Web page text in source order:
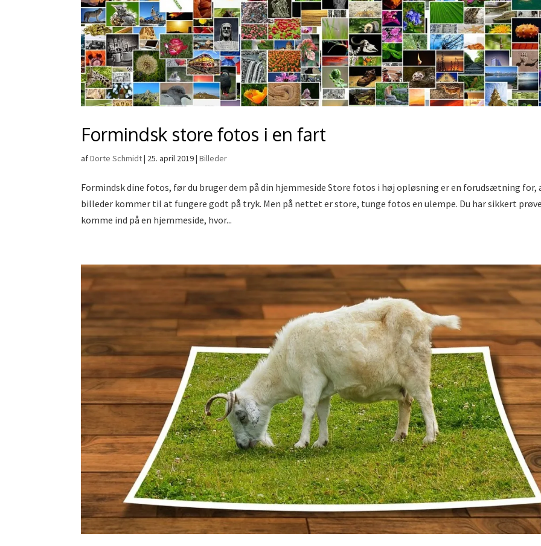
Formindsk store fotos i en fart
afDorte Schmidt| 25. april 2019|Billeder
Formindsk dine fotos, før du bruger dem på din hjemmeside Store fotos i høj opløsning er en forudsætning for,
billeder kommer til at fungere godt på tryk. Men på nettet er store, tunge fotos en ulempe. Du har sikkert
komme ind på en hjemmeside, hvor...